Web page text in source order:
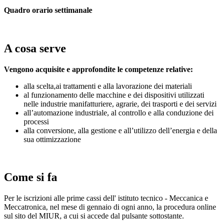
Quadro orario settimanale
A cosa serve
Vengono acquisite e approfondite le competenze relative:
alla scelta,ai trattamenti e alla lavorazione dei materiali
al funzionamento delle macchine e dei dispositivi utilizzati
nelle industrie manifatturiere, agrarie, dei trasporti e dei servizi
all’automazione industriale, al controllo e alla conduzione dei
processi
alla conversione, alla gestione e all’utilizzo dell’energia e della
sua ottimizzazione
Come si fa
Per le iscrizioni alle prime cassi dell' istituto tecnico - Meccanica e
Meccatronica, nel mese di gennaio di ogni anno, la procedura online
sul sito del MIUR, a cui si accede dal pulsante sottostante.